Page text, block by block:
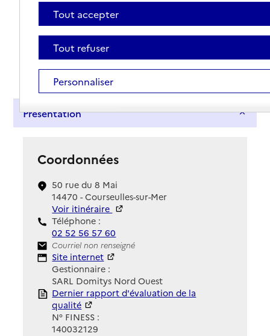
Tout déplier
Présentation
Coordonnées
50 rue du 8 Mai
14470 - Courseulles-sur-Mer
Voir itinéraire
Téléphone :
02 52 56 57 60
Contact
Courriel non renseigné
Site Internet
Site internet
Gestionnaire :
SARL Domitys Nord Ouest
Rapport HAS
Dernier rapport d'évaluation de la
qualité
N° FINESS :
140032129
Tout accepter
Tout refuser
Personnaliser